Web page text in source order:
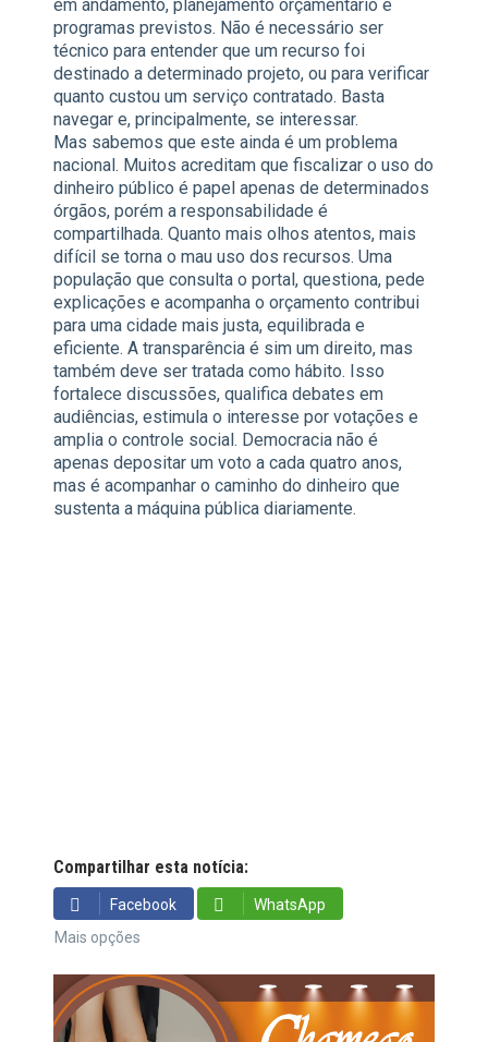
em andamento, planejamento orçamentário e
programas previstos. Não é necessário ser
técnico para entender que um recurso foi
destinado a determinado projeto, ou para verificar
quanto custou um serviço contratado. Basta
navegar e, principalmente, se interessar.
Mas sabemos que este ainda é um problema
nacional. Muitos acreditam que fiscalizar o uso do
dinheiro público é papel apenas de determinados
órgãos, porém a responsabilidade é
compartilhada. Quanto mais olhos atentos, mais
difícil se torna o mau uso dos recursos. Uma
população que consulta o portal, questiona, pede
explicações e acompanha o orçamento contribui
para uma cidade mais justa, equilibrada e
eficiente. A transparência é sim um direito, mas
também deve ser tratada como hábito. Isso
fortalece discussões, qualifica debates em
audiências, estimula o interesse por votações e
amplia o controle social. Democracia não é
apenas depositar um voto a cada quatro anos,
mas é acompanhar o caminho do dinheiro que
sustenta a máquina pública diariamente.
Compartilhar esta notícia:
Facebook
WhatsApp
Mais opções